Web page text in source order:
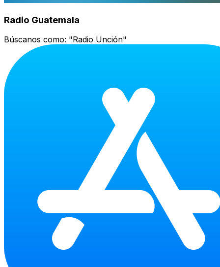
Radio Guatemala
Búscanos como: "Radio Unción"